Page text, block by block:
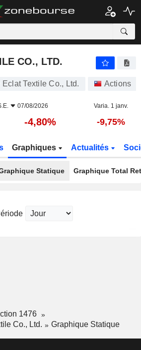
LTD.
CO., LTD.
Textile Co., Ltd. Actions
07/08/2026 Varia. 1 janv.
-4,80% -9,75%
Graphiques Actualités
Statique Graphique Total
1476
Co., Ltd.
Graphique Statique